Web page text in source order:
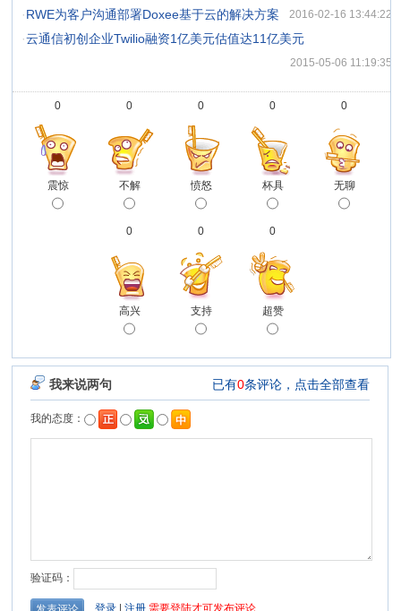
·RWE为客户沟通部署Doxee基于云的解决方案 2016-02-16 13:44:22
·云通信初创企业Twilio融资1亿美元估值达11亿美元
2015-05-06 11:19:35
0
震惊
0
不解
0
愤怒
0
杯具
0
无聊
0
高兴
0
支持
0
超赞